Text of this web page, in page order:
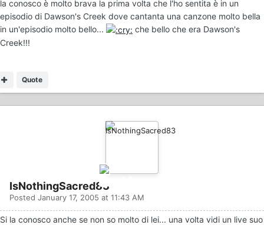
la conosco è molto brava la prima volta che l'ho sentita è in un
episodio di Dawson's Creek dove cantanta una canzone molto bella
in un'episodio molto bello...
che bello che era Dawson's
Creek!!!
Quote
IsNothingSacred83
Posted January 17, 2005 at 11:43 AM
Si la conosco anche se non so molto di lei... una volta vidi un live suo